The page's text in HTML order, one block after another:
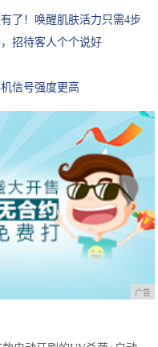
了！唤醒肌肤活力只需4步
招待客人个个说好
信号强度更高
广告